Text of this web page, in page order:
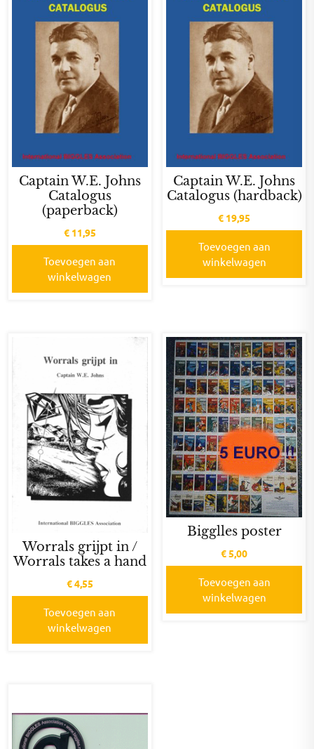
Captain W.E. Johns
Catalogus
(paperback)
€11,95
Toevoegen aan
winkelwagen
Captain W.E. Johns
Catalogus (hardback)
€ 19,95
Toevoegen aan
winkelwagen
Worrals grijpt in /
Worrals takes a hand
€4,55
Toevoegen aan
winkelwagen
Bigglles poster
€ 5,00
Toevoegen aan
winkelwagen